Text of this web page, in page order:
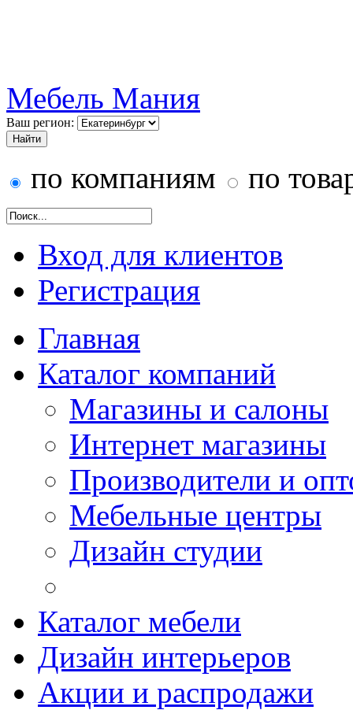
Мебель Мания
Ваш регион:
по компаниям по
Вход для клиентов
Регистрация
Главная
Каталог компаний
Магазины и салоны
Интернет магазины
Производители и
Мебельные центры
Дизайн студии
Каталог мебели
Дизайн интерьеров
Акции и распродажи